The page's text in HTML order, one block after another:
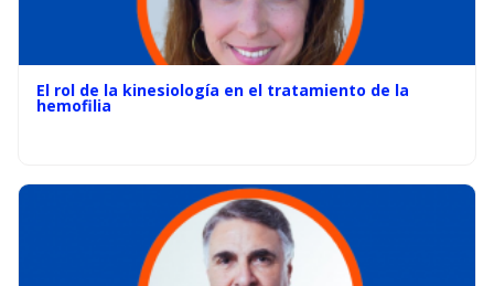
El rol de la kinesiología en el tratamiento de la
hemofilia